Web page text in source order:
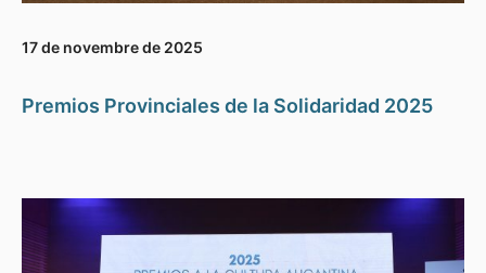
17 de novembre de 2025
Premios Provinciales de la Solidaridad 2025